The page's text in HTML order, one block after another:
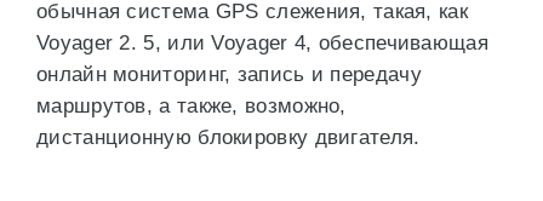
обычная система GPS слежения, такая, как
Voyager 2. 5, или Voyager 4, обеспечивающая
онлайн мониторинг, запись и передачу
маршрутов, а также, возможно,
дистанционную блокировку двигателя.